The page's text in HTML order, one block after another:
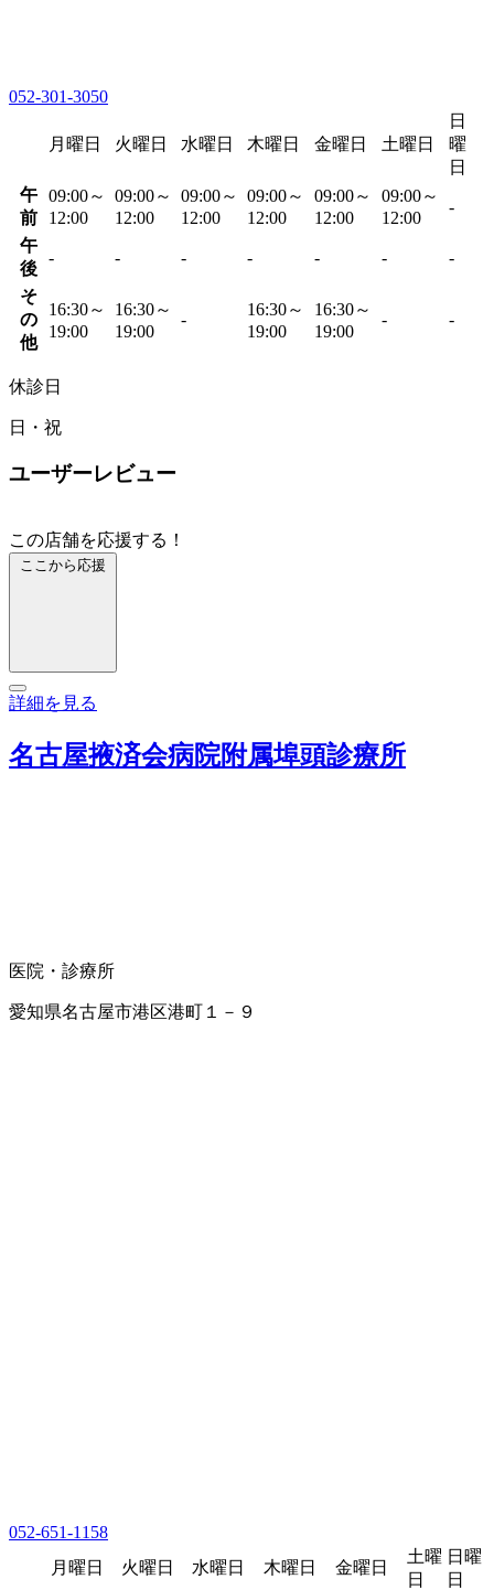
052-301-3050
月曜日 火曜日 水曜日 木曜日 金曜日 土曜日
日
曜
日
午
前
09:00～
12:00
09:00～
12:00
09:00～
12:00
09:00～
12:00
09:00～
12:00
09:00～
12:00
-
午
後
- - - - - - -
そ
の
他
16:30～
19:00
16:30～
19:00
-
16:30～
19:00
16:30～
19:00
- -
休診日
日・祝
ユーザーレビュー
この店舗を応援する！
ここから応援
詳細を見る
名古屋掖済会病院附属埠頭診療所
医院・診療所
愛知県名古屋市港区港町１－９
052-651-1158
月曜日
火曜日 水曜日 木曜日 金曜日
土曜
日
日曜
日